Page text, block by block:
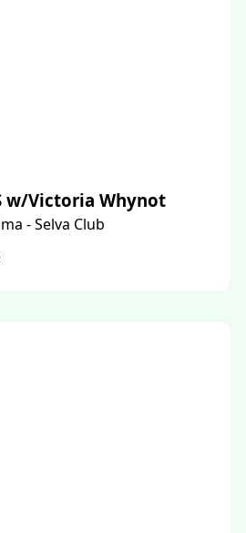
w/Victoria Whynot
- Selva Club